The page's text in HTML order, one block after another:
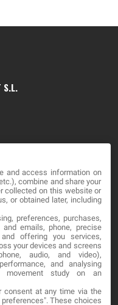
S.L.
and access information on
combine and share your
collected on this website or
or obtained later, including
preferences, purchases,
and emails, phone, precise
offering you services,
your devices and screens
audio, and video),
and analysing
movement study on an
consent at any time via the
These choices